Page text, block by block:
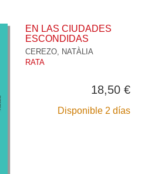
EN LAS CIUDADES
ESCONDIDAS
CEREZO, NATÀLIA
RATA
18,50 €
Disponible 2 días